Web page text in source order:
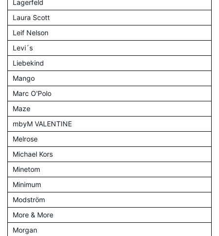
Lagerfeld
Laura Scott
Leif Nelson
Levi´s
Liebekind
Mango
Marc O'Polo
Maze
mbyM VALENTINE
Melrose
Michael Kors
Minetom
Minimum
Modström
More & More
Morgan